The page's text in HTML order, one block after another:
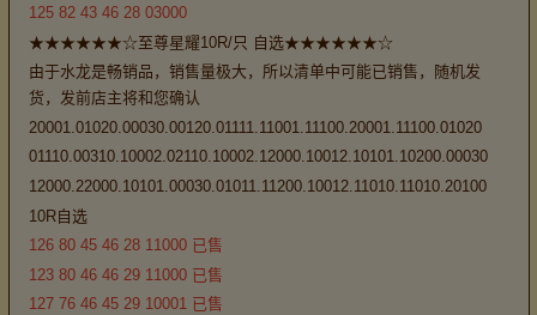
125 82 43 46 28 03000
★★★★★★☆至尊星耀10R/只 自选★★★★★★☆
由于水龙是畅销品，销售量极大，所以清单中可能已销售，随机发
货，发前店主将和您确认
20001.01020.00030.00120.01111.11001.11100.20001.11100.01020
01110.00310.10002.02110.10002.12000.10012.10101.10200.00030
12000.22000.10101.00030.01011.11200.10012.11010.11010.20100
10R自选
126 80 45 46 28 11000 已售
123 80 46 46 29 11000 已售
127 76 46 45 29 10001 已售